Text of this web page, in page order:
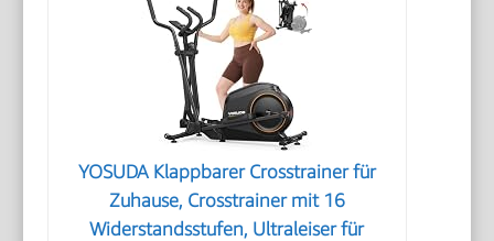
YOSUDA ​​Klappbarer Crosstrainer für
Zuhause, Crosstrainer mit 16
Widerstandsstufen, Ultraleiser für